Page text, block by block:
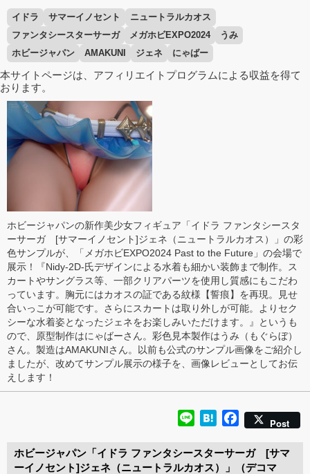
イドラ サマーイノセント
ニュートラルカオス
ファンタシースターサーガ
メガホビEXPO2024
うみ
ホビージャパン
AMAKUNI ジェネ にゃばー
本サイトページは、アフィリエイトプログラムによる収益を得て
おります。
ホビージャパンの新作美少女フィギュア「イドラ ファンタシースタ
ーサーガ [サマーイノセント]ジェネ（ニュートラルカオス）」の彩
色サンプルが、「メガホビEXPO2024 Past to the Future」の会場で
展示！『Nidy-2D-氏デザインによる水着も細かい装飾まで制作。ス
カートやサングラス等、一部クリアパーツを使用し質感にもこだわ
っています。胸元にはカオスの証である紋様【誓痕】を再現。見せ
合いっこが可能です。さらにスカートは取り外しが可能。よりセク
シーな水着姿となったジェネをお楽しみいただけます。』というも
ので、原型制作はにゃばーさん。彩色見本製作はうみ（もぐらぼ）
さん。製造はAMAKUNIさん。
以前も公式のサンプル画像をご紹介 し
ましたが、改めてサンプル展示の様子を、画像レビューとしてお伝
えします！
Line HatenaFacebook
Post
ホビージャパン「イドラ ファンタシースターサーガ [サマ
ーイノセント]ジェネ（ニュートラルカオス）」（デコマ